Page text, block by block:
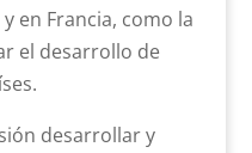
en Francia, como la
el desarrollo de
desarrollar y